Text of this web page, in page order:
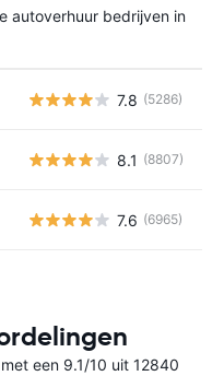
autoverhuur bedrijven in
7.8 (5286)
8.1 (8807)
7.6 (6965)
een 9.1/10 uit 12840